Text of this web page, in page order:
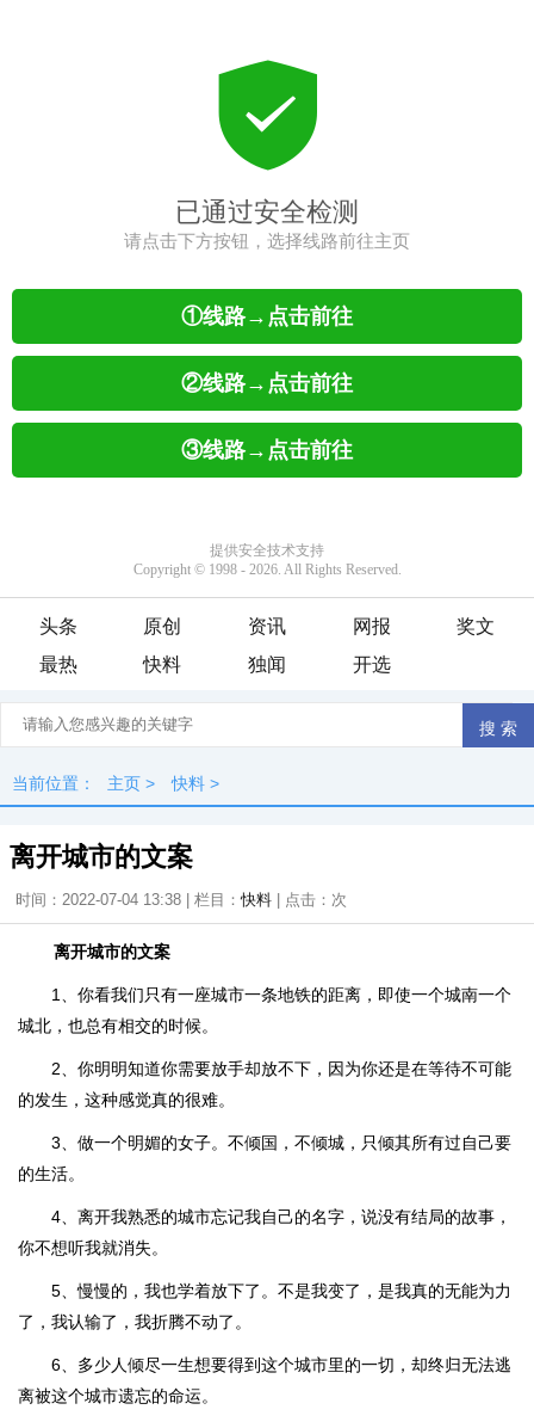
头条 原创 资讯 网报
奖文
最热
快料 独闻 开选
当前位置： 主页 > 快料 >
离开城市的文案
时间：2022-07-04 13:38 | 栏目：快料 | 点击： 次
离开城市的文案
1、你看我们只有一座城市一条地铁的距离，即使一个城南一个
城北，也总有相交的时候。
2、你明明知道你需要放手却放不下，因为你还是在等待不可能
的发生，这种感觉真的很难。
3、做一个明媚的女子。不倾国，不倾城，只倾其所有过自己要
的生活。
4、离开我熟悉的城市忘记我自己的名字，说没有结局的故事，
你不想听我就消失。
5、慢慢的，我也学着放下了。不是我变了，是我真的无能为力
了，我认输了，我折腾不动了。
6、多少人倾尽一生想要得到这个城市里的一切，却终归无法逃
离被这个城市遗忘的命运。